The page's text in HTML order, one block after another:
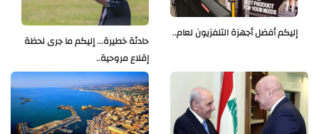
حادثة خطيرة... إليكم ما جرى لحظة
إقلاع مروحية..
إليكم أفضل أجهزة التلفزيون لعام..